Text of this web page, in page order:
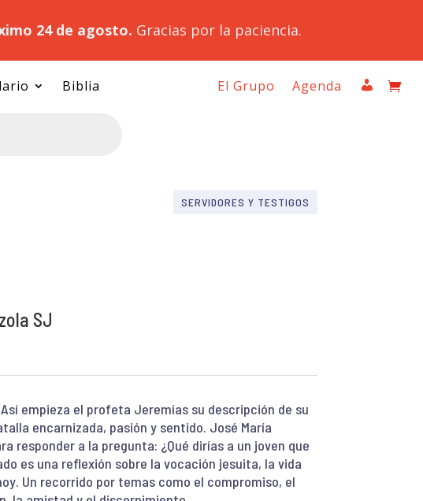
24 de agosto. Gracias por la paciencia.
Biblia El Grupo Agenda
SERVIDORES Y TESTIGOS
SJ
empieza el profeta Jeremías su descripción de su
encarnizada, pasión y sentido. José María
responder a la pregunta: ¿Qué dirías a un joven que
es una reflexión sobre la vocación jesuita, la vida
Un recorrido por temas como el compromiso, el